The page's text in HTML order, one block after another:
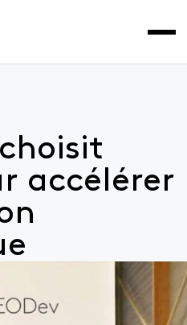
choisit EODev pour
accélérer